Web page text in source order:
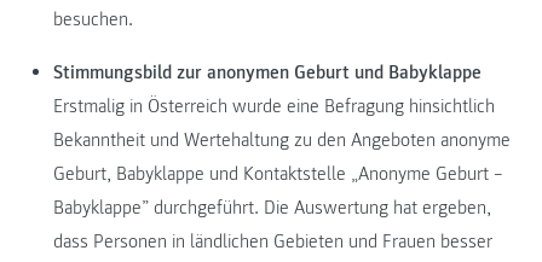
besuchen.
Stimmungsbild zur anonymen Geburt und Babyklappe
Erstmalig in Österreich wurde eine Befragung hinsichtlich
Bekanntheit und Wertehaltung zu den Angeboten anonyme
Geburt, Babyklappe und Kontaktstelle „Anonyme Geburt –
Babyklappe” durchgeführt. Die Auswertung hat ergeben,
dass Personen in ländlichen Gebieten und Frauen besser